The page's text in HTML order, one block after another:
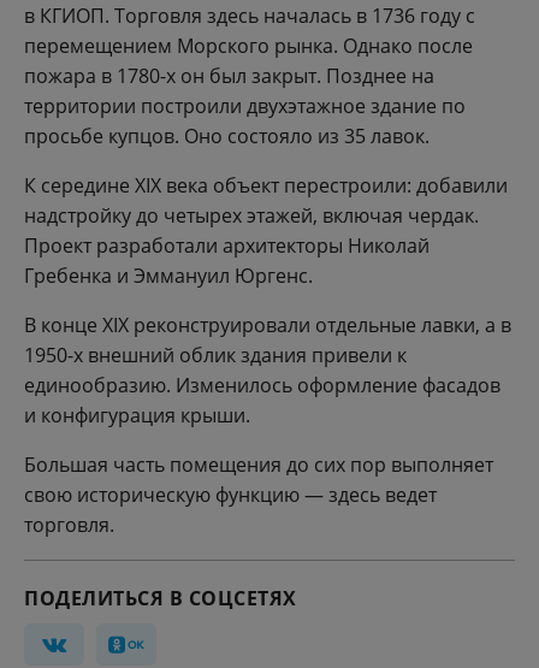
в КГИОП. Торговля здесь началась в 1736 году с
перемещением Морского рынка. Однако после
пожара в 1780-х он был закрыт. Позднее на
территории построили двухэтажное здание по
просьбе купцов. Оно состояло из 35 лавок.
К середине XIX века объект перестроили: добавили
надстройку до четырех этажей, включая чердак.
Проект разработали архитекторы Николай
Гребенка и Эммануил Юргенс.
В конце XIX реконструировали отдельные лавки, а в
1950-х внешний облик здания привели к
единообразию. Изменилось оформление фасадов
и конфигурация крыши.
Большая часть помещения до сих пор выполняет
свою историческую функцию — здесь ведет
торговля.
ПОДЕЛИТЬСЯ В СОЦСЕТЯХ